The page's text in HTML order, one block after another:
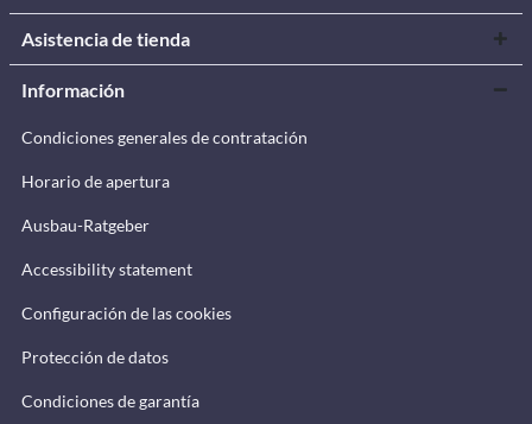
Asistencia de tienda
Información
Condiciones generales de contratación
Horario de apertura
Ausbau-Ratgeber
Accessibility statement
Configuración de las cookies
Protección de datos
Condiciones de garantía